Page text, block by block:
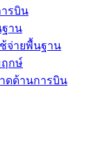
ารบิน
าน
จ่ายพื้นฐาน
กษ์
ดด้านการบิน